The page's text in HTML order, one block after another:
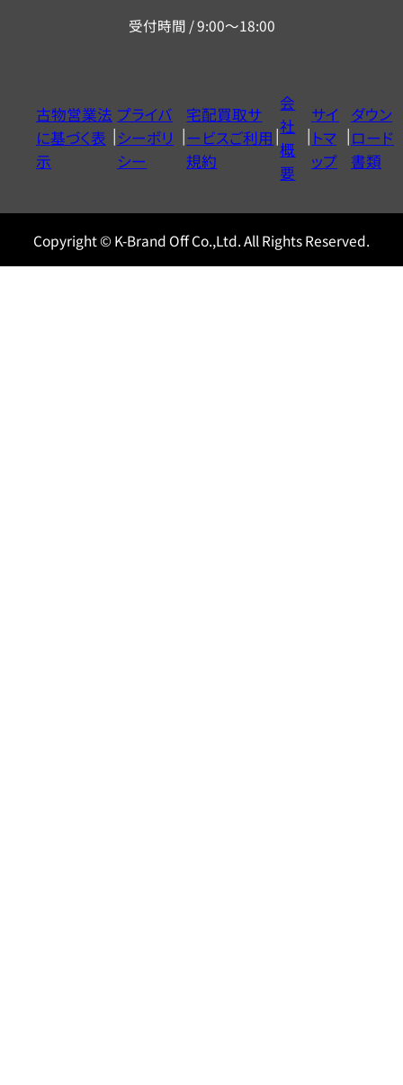
ー
ヤ
ル
0120604117
受付時間 / 9:00～18:00
古物営業法
に基づく表
示
プライバ
シーポリ
シー
宅配買取サ
ービスご利用
規約
会
社
概
要
サイ
トマ
ップ
ダウン
ロード
書類
Copyright © K-Brand Off Co.,Ltd. All Rights Reserved.